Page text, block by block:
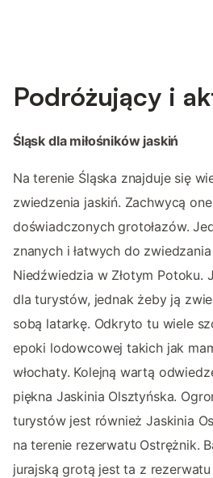
Podróżujący i
Śląsk dla miłośników jaskiń
Na terenie Śląska znajduje się
zwiedzenia jaskiń. Zachwycą
doświadczonych grotołazów.
znanych i łatwych do
Niedźwiedzia w Złotym Potoku.
dla turystów, jednak żeby ją
sobą latarkę. Odkryto tu wiele
epoki lodowcowej takich jak
włochaty. Kolejną wartą
piękna Jaskinia Olsztyńska.
turystów jest również Jaskinia
na terenie rezerwatu Ostrężnik.
jurajską grotą jest ta z rezerwatu